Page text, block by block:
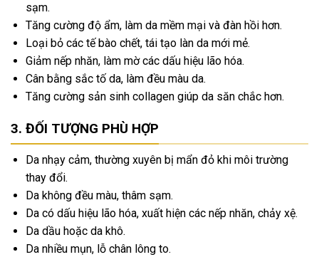
sạm.
Tăng cường độ ẩm, làm da mềm mại và đàn hồi hơn.
Loại bỏ các tế bào chết, tái tạo làn da mới mẻ.
Giảm nếp nhăn, làm mờ các dấu hiệu lão hóa.
Cân bằng sắc tố da, làm đều màu da.
Tăng cường sản sinh collagen giúp da săn chắc hơn.
ĐỐI TƯỢNG PHÙ HỢP
Da nhạy cảm, thường xuyên bị mẩn đỏ khi môi trường
thay đổi.
Da không đều màu, thâm sạm.
Da có dấu hiệu lão hóa, xuất hiện các nếp nhăn, chảy xệ.
Da dầu hoặc da khô.
Da nhiều mụn, lỗ chân lông to.